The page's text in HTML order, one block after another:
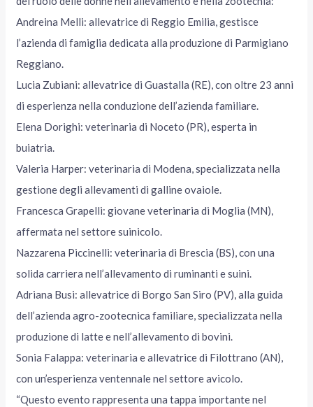
Andreina Melli: allevatrice di Reggio Emilia, gestisce
l’azienda di famiglia dedicata alla produzione di Parmigiano
Reggiano.
Lucia Zubiani: allevatrice di Guastalla (RE), con oltre 23 anni
di esperienza nella conduzione dell’azienda familiare.
Elena Dorighi: veterinaria di Noceto (PR), esperta in
buiatria.
Valeria Harper: veterinaria di Modena, specializzata nella
gestione degli allevamenti di galline ovaiole.
Francesca Grapelli: giovane veterinaria di Moglia (MN),
affermata nel settore suinicolo.
Nazzarena Piccinelli: veterinaria di Brescia (BS), con una
solida carriera nell’allevamento di ruminanti e suini.
Adriana Busi: allevatrice di Borgo San Siro (PV), alla guida
dell’azienda agro-zootecnica familiare, specializzata nella
produzione di latte e nell’allevamento di bovini.
Sonia Falappa: veterinaria e allevatrice di Filottrano (AN),
con un’esperienza ventennale nel settore avicolo.
“Questo evento rappresenta una tappa importante nel